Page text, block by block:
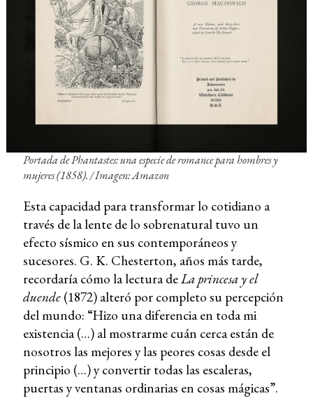
Portada dePhantastes: una especie de romance para hombres y
mujeres(1858). / Imagen: Amazon
Esta capacidad para transformar lo cotidiano a
través de la lente de lo sobrenatural tuvo un
efecto sísmico en sus contemporáneos y
sucesores. G. K. Chesterton, años más tarde,
recordaría cómo la lectura deLa princesa y el
duende(1872) alteró por completo su percepción
del mundo: “Hizo una diferencia en toda mi
existencia (…) al mostrarme cuán cerca están de
nosotros las mejores y las peores cosas desde el
principio (…) y convertir todas las escaleras,
puertas y ventanas ordinarias en cosas mágicas”.